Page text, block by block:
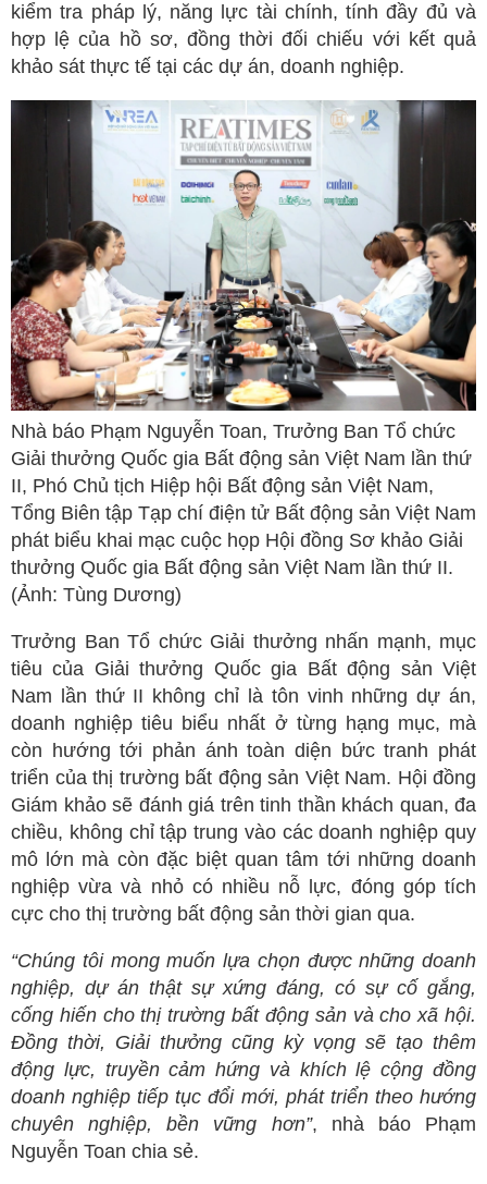
kiểm tra pháp lý, năng lực tài chính, tính đầy đủ và
hợp lệ của hồ sơ, đồng thời đối chiếu với kết quả
khảo sát thực tế tại các dự án, doanh nghiệp.
Nhà báo Phạm Nguyễn Toan, Trưởng Ban Tổ chức
Giải thưởng Quốc gia Bất động sản Việt Nam lần thứ
II, Phó Chủ tịch Hiệp hội Bất động sản Việt Nam,
Tổng Biên tập Tạp chí điện tử Bất động sản Việt Nam
phát biểu khai mạc cuộc họp Hội đồng Sơ khảo Giải
thưởng Quốc gia Bất động sản Việt Nam lần thứ II.
(Ảnh: Tùng Dương)
Trưởng Ban Tổ chức Giải thưởng nhấn mạnh, mục
tiêu của Giải thưởng Quốc gia Bất động sản Việt
Nam lần thứ II không chỉ là tôn vinh những dự án,
doanh nghiệp tiêu biểu nhất ở từng hạng mục, mà
còn hướng tới phản ánh toàn diện bức tranh phát
triển của thị trường bất động sản Việt Nam. Hội đồng
Giám khảo sẽ đánh giá trên tinh thần khách quan, đa
chiều, không chỉ tập trung vào các doanh nghiệp quy
mô lớn mà còn đặc biệt quan tâm tới những doanh
nghiệp vừa và nhỏ có nhiều nỗ lực, đóng góp tích
cực cho thị trường bất động sản thời gian qua.
“Chúng tôi mong muốn lựa chọn được những doanh
nghiệp, dự án thật sự xứng đáng, có sự cố gắng,
cống hiến cho thị trường bất động sản và cho xã hội.
Đồng thời, Giải thưởng cũng kỳ vọng sẽ tạo thêm
động lực, truyền cảm hứng và khích lệ cộng đồng
doanh nghiệp tiếp tục đổi mới, phát triển theo hướng
chuyên nghiệp, bền vững hơn”, nhà báo Phạm
Nguyễn Toan chia sẻ.